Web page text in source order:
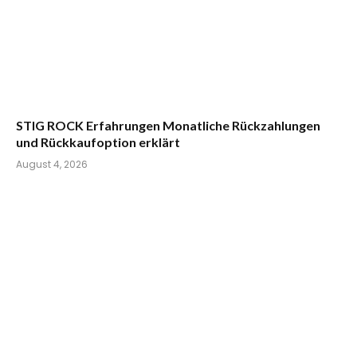
STIG ROCK Erfahrungen Monatliche Rückzahlungen
und Rückkaufoption erklärt
August 4, 2026